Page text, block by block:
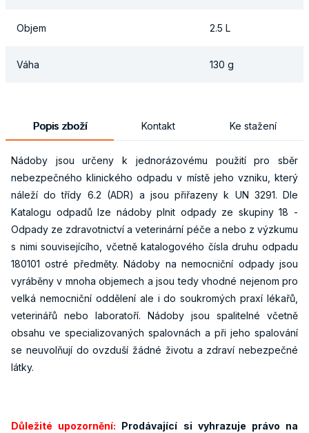
Objem 2.5 L
Váha 130 g
Popis zboží Kontakt Ke stažení
Nádoby jsou určeny k jednorázovému použití pro sběr
nebezpečného klinického odpadu v místě jeho vzniku, který
náleží do třídy 6.2 (ADR) a jsou přiřazeny k UN 3291. Dle
Katalogu odpadů lze nádoby plnit odpady ze skupiny 18 -
Odpady ze zdravotnictví a veterinární péče a nebo z výzkumu
s nimi souvisejícího, včetně katalogového čísla druhu odpadu
180101 ostré předměty. Nádoby na nemocniční odpady jsou
vyráběny v mnoha objemech a jsou tedy vhodné nejenom pro
velká nemocniční oddělení ale i do soukromých praxí lékařů,
veterinářů nebo laboratoří. Nádoby jsou spalitelné včetně
obsahu ve specializovaných spalovnách a při jeho spalování
se neuvolňují do ovzduší žádné životu a zdraví nebezpečné
látky.
Důležité upozornění: Prodávající si vyhrazuje právo na